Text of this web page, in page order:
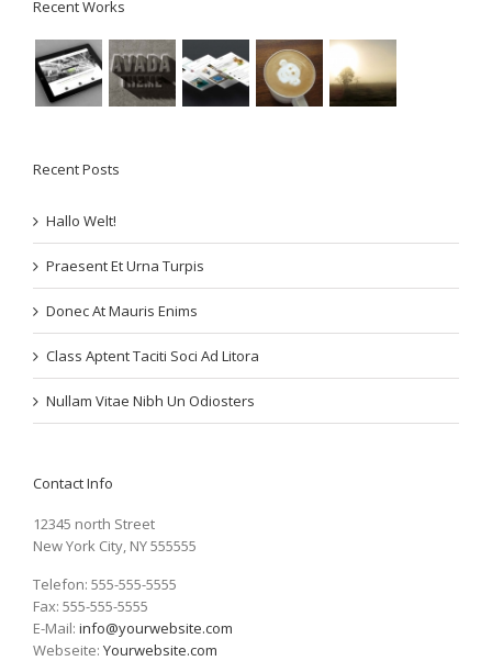
Recent Works
Recent Posts
Hallo Welt!
Praesent Et Urna Turpis
Donec At Mauris Enims
Class Aptent Taciti Soci Ad Litora
Nullam Vitae Nibh Un Odiosters
Contact Info
12345 north Street
New York City, NY 555555
Telefon: 555-555-5555
Fax: 555-555-5555
E-Mail: info@yourwebsite.com
Webseite: Yourwebsite.com